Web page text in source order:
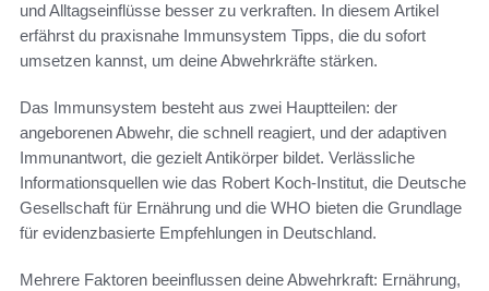
und Alltagseinflüsse besser zu verkraften. In diesem Artikel
erfährst du praxisnahe Immunsystem Tipps, die du sofort
umsetzen kannst, um deine Abwehrkräfte stärken.
Das Immunsystem besteht aus zwei Hauptteilen: der
angeborenen Abwehr, die schnell reagiert, und der adaptiven
Immunantwort, die gezielt Antikörper bildet. Verlässliche
Informationsquellen wie das Robert Koch-Institut, die Deutsche
Gesellschaft für Ernährung und die WHO bieten die Grundlage
für evidenzbasierte Empfehlungen in Deutschland.
Mehrere Faktoren beeinflussen deine Abwehrkraft: Ernährung,